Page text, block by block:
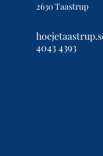
2630 Taastrup
4043 4393